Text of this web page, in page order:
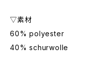
▽素材
60% polyester
40% schurwolle